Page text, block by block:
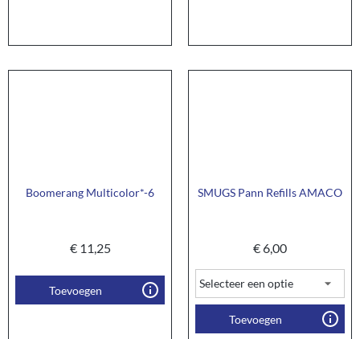
Boomerang Multicolor*-6
€11,25
Toevoegen
SMUGS Pann Refills AMACO
€6,00
Toevoegen